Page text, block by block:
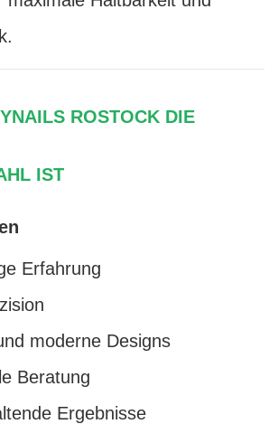
ROSTOCK DIE
IST
Erfahrung
moderne Designs
Beratung
Ergebnisse